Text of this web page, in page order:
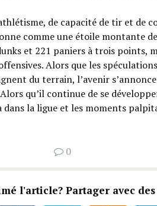
de capacité de tir et de
comme une étoile montante
et 221 paniers à trois points,
Alors que les
du terrain, l’avenir
qu’il continue de se
la ligue et les moments
0
l'article? Partager avec